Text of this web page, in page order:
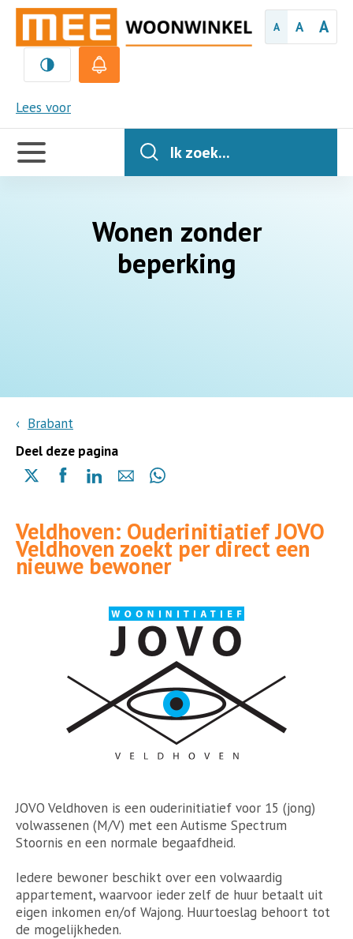
A A A
Lees voor
MEE
Handige
links
Ik zoek...
Wonen zonder
beperking
Brabant
Deel deze pagina
Delen
(opent
in
een
nieuwe
Delen
(opent
in
een
nieuwe
Delen
(opent
in
een
nieuwe
Delen
mail
Delen
(opent
in
een
pagina)
Veldhoven: Ouderinitiatief JOVO
Veldhoven zoekt per direct een
nieuwe bewoner
JOVO Veldhoven is een ouderinitiatief voor 15 (jong)
volwassenen (M/V) met een Autisme Spectrum
Stoornis en een normale begaafdheid.
Iedere bewoner beschikt over een volwaardig
appartement, waarvoor ieder zelf de huur betaalt uit
eigen inkomen en/of Wajong. Huurtoeslag behoort tot
de mogelijkheden.